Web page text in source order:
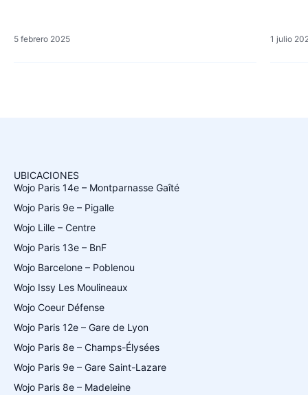
5 febrero 2025 1 julio
UBICACIONES
Wojo Paris 14e – Montparnasse Gaîté
Wojo Paris 9e – Pigalle
Wojo Lille – Centre
Wojo Paris 13e – BnF
Wojo Barcelone – Poblenou
Wojo Issy Les Moulineaux
Wojo Coeur Défense
Wojo Paris 12e – Gare de Lyon
Wojo Paris 8e – Champs-Élysées
Wojo Paris 9e – Gare Saint-Lazare
Wojo Paris 8e – Madeleine